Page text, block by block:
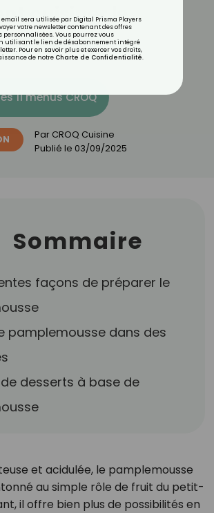
cuisiner le
?
11 menus CROQ
Par CROQ Cuisine
Publié le 03/09/2025
Sommaire
façons de préparer le
pamplemousse dans des
de desserts à base de
et acidulée, le pamplemousse
au simple rôle de fruit du petit-
il offre bien plus de possibilités en
email sera utilisée par Digital Prisma Players
votre newsletter contenant des offres
personnalisées. Vous pourrez vous
utilisant le lien de désabonnement intégré
Pour en savoir plus et exercer vos droits,
de notre Charte de Confidentialité.